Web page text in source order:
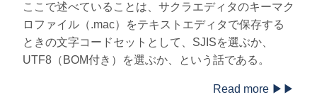
ここで述べていることは、サクラエディタのキーマク
ロファイル（.mac）をテキストエディタで保存する
ときの文字コードセットとして、SJISを選ぶか、
UTF8（BOM付き）を選ぶか、という話である。
Read more ▶▶